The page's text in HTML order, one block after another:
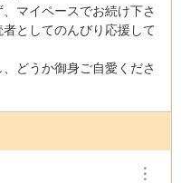
マイペースでお続け下さ
としてのんびり応援して
どうか御身ご自愛くださ
︙